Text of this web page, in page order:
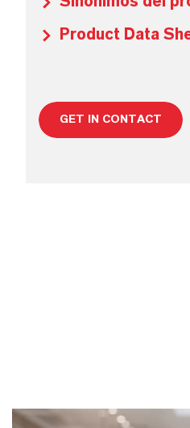
Product Data
GET IN CONTACT